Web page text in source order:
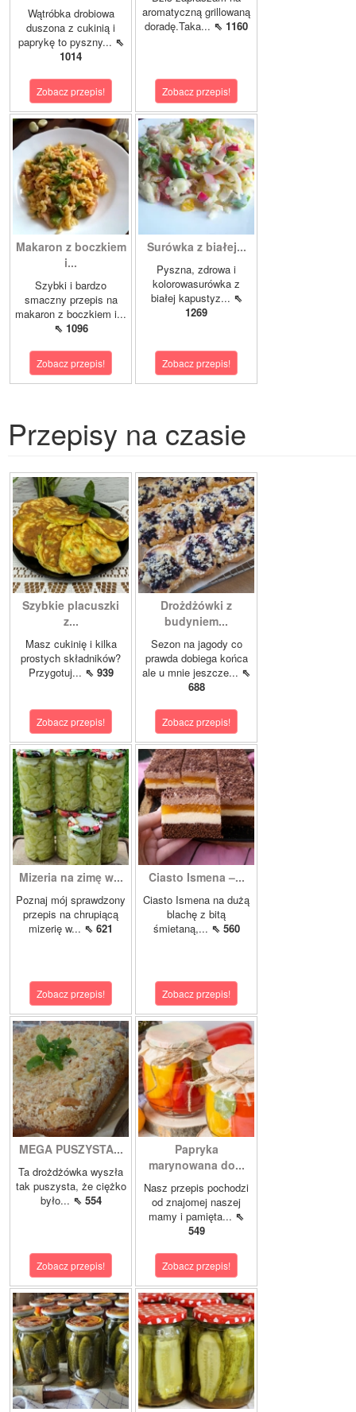
Wątróbka drobiowa
duszona z cukinią i
paprykę to pyszny... ⇖
1014
Zobacz przepis!
aromatyczną grillowaną
doradę.Taka... ⇖ 1160
Zobacz przepis!
Makaron z boczkiem
i...
Szybki i bardzo
smaczny przepis na
makaron z boczkiem i...
⇖ 1096
Zobacz przepis!
Surówka z białej...
Pyszna, zdrowa i
kolorowasurówka z
białej kapustyz... ⇖
1269
Zobacz przepis!
Przepisy na czasie
Szybkie placuszki
z...
Masz cukinię i kilka
prostych składników?
Przygotuj... ⇖ 939
Zobacz przepis!
Drożdżówki z
budyniem...
Sezon na jagody co
prawda dobiega końca
ale u mnie jeszcze... ⇖
688
Zobacz przepis!
Mizeria na zimę w...
Poznaj mój sprawdzony
przepis na chrupiącą
mizerię w... ⇖ 621
Zobacz przepis!
Ciasto Ismena –...
Ciasto Ismena na dużą
blachę z bitą
śmietaną,... ⇖ 560
Zobacz przepis!
MEGA PUSZYSTA...
Ta drożdżówka wyszła
tak puszysta, że ciężko
było... ⇖ 554
Zobacz przepis!
Papryka
marynowana do...
Nasz przepis pochodzi
od znajomej naszej
mamy i pamięta... ⇖
549
Zobacz przepis!